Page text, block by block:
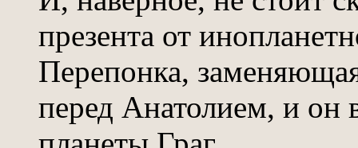
презента от
Перепонка,
перед Анатолием, и он